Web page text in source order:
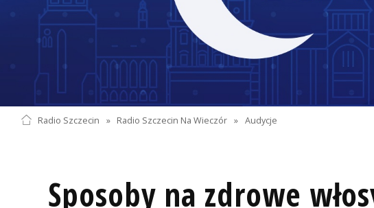
Radio Szczecin » Radio Szczecin Na Wieczór » Audycje
Sposoby na zdrowe